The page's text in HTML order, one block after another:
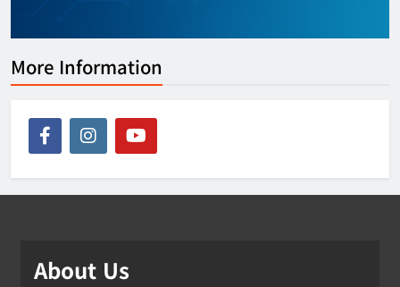
More Information
About Us